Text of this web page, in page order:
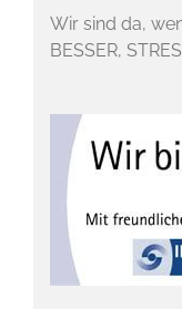
Wir sind da,
BESSER,